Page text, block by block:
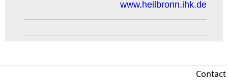
www.heilbronn.ihk.de
Contact